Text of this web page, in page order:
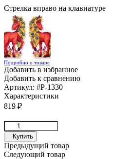
Стрелка вправо на клавиатуре
Подробно о товаре
Добавить в избранное
Добавить к сравнению
Артикул: #Р-1330
Характеристики
819 ₽
Купить
Предыдущий товар
Следующий товар